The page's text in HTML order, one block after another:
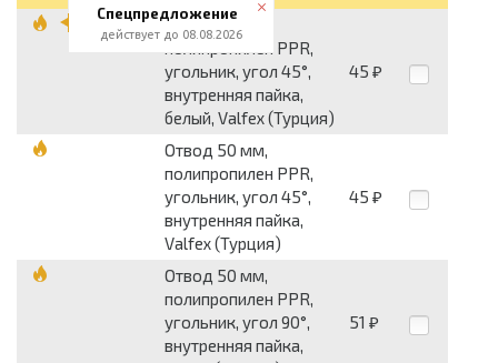
Отвод 50 мм,
полипропилен PPR,
угольник, угол 45°,
внутренняя пайка,
белый, Valfex (Турция)
45 ₽
Отвод 50 мм,
полипропилен PPR,
угольник, угол 45°,
внутренняя пайка,
Valfex (Турция)
45 ₽
Отвод 50 мм,
полипропилен PPR,
угольник, угол 90°,
внутренняя пайка,
51 ₽
Спецпредложение
действует до 08.08.2026